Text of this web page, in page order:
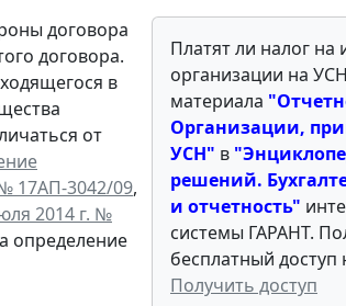
Платят ли налог на
организации на
материала
Организации,
УСН" в "
решений.
и отчетность"
системы ГАРАНТ.
бесплатный доступ
Получить доступ
договора
договора.
в
от
17АП-3042/09,
2014 г. №
определение